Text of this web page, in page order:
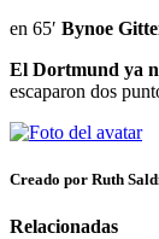
en 65′ Bynoe
El Dortmund ya
escaparon dos
Creado por Ruth
Relacionadas